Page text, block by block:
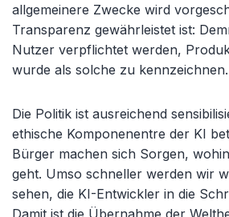
allgemeinere Zwecke wird
Transparenz gewährleistet ist:
Nutzer verpflichtet werden,
wurde als solche zu kennzeichnen.
Die Politik ist ausreichend
ethische Komponenentre der KI
Bürger machen sich Sorgen,
geht. Umso schneller werden wir
sehen, die KI-Entwickler in die
Damit ist die Übernahme der